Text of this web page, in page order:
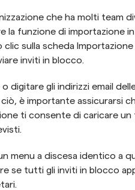
che ha molti team
la funzione di importazione
sulla scheda Importazione
inviti in blocco.
digitare gli indirizzi email
è importante assicurarsi
ti consente di caricare
menu a discesa identico a
se tutti gli inviti in blocco